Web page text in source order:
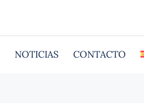
NOTICIAS CONTACTO